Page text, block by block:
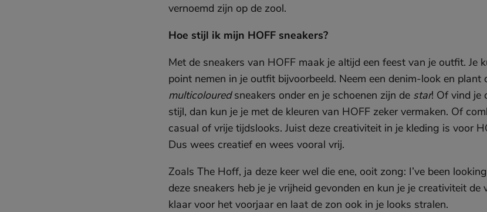
vernoemd zijn op de zool.
Hoe stijl ik mijn HOFF sneakers?
Met de sneakers van HOFF maak je altijd een feest van je outfit. Je
point nemen in je outfit bijvoorbeeld. Neem een denim-look en plant
multicolouredsneakers onder en je schoenen zijn de star! Of vind je
stijl, dan kun je je met de kleuren van HOFF zeker vermaken. Of
casual of vrije tijdslooks. Juist deze creativiteit in je kleding is voor
Dus wees creatief en wees vooral vrij.
Zoals The Hoff, ja deze keer wel die ene, ooit zong: I’ve been
deze sneakers heb je je vrijheid gevonden en kun je je creativiteit
klaar voor het voorjaar en laat de zon ook in je looks stralen.